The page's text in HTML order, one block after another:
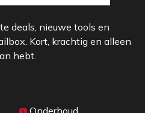
deals, nieuwe tools en
Kort, krachtig en alleen
hebt.